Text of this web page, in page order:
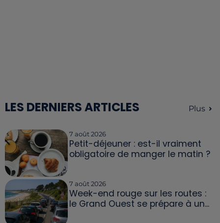
LES DERNIERS ARTICLES Plus
7 août 2026
Petit-déjeuner : est-il vraiment
obligatoire de manger le matin ?
7 août 2026
Week-end rouge sur les routes :
le Grand Ouest se prépare à un...